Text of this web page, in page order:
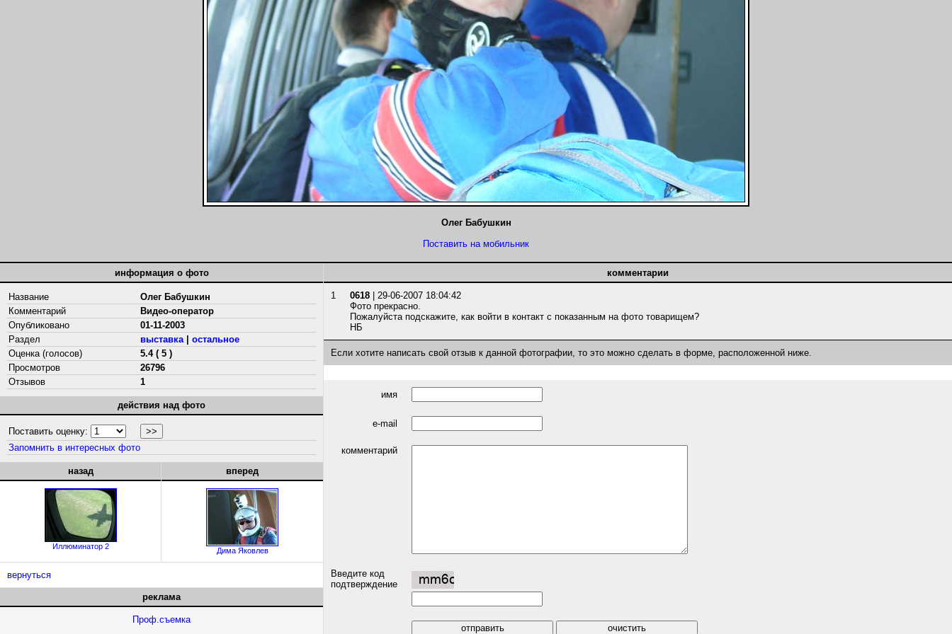
Олег Бабушкин
Поставить на мобильник
информация о фото
Название
Олег Бабушкин
Комментарий
Видео-оператор
Опубликовано
01-11-2003
Раздел
выставка| остальное
Оценка (голосов)
5.4 ( 5 )
Просмотров
26796
Отзывов
1
действия над фото
Поставить оценку:
Запомнить в интересных фото
назад
Иллюминатор 2
вперед
Дима Яковлев
вернуться
реклама
Проф.съемка
комментарии
1 0618 | 29-06-2007 18:04:42
Фото прекрасно.
Пожалуйста подскажите, как войти в контакт с показанным на фото товарищем?
НБ
Если хотите написать свой отзыв к данной фотографии, то это можно сделать в форме, расположенной ниже.
имя
e-mail
комментарий
Введите код
подтверждение